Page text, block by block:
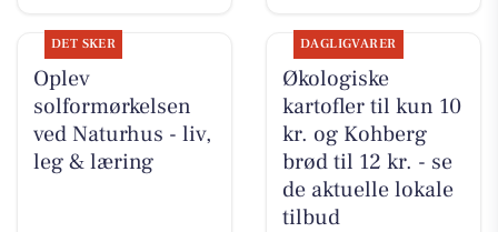
DET SKER
Oplev
solformørkelsen
ved Naturhus - liv,
leg & læring
DAGLIGVARER
Økologiske
kartofler til kun 10
kr. og Kohberg
brød til 12 kr. - se
de aktuelle lokale
tilbud